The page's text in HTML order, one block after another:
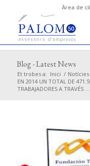
Àrea de
Blog - Latest News
Et trobes a: Inici / Notícies
EN 2014 UN TOTAL DE
TRABAJADORES A TRAVÉS ...